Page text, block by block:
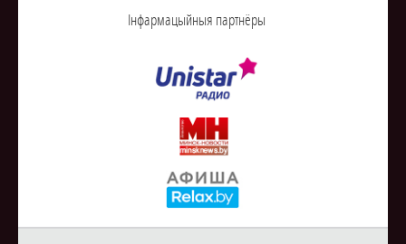
Інфармацыйныя партнёры